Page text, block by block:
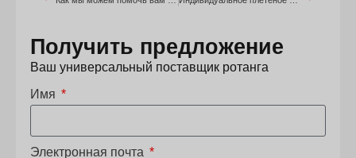
Получить предложение
Ваш универсальный поставщик ротанга
Имя
Электронная почта